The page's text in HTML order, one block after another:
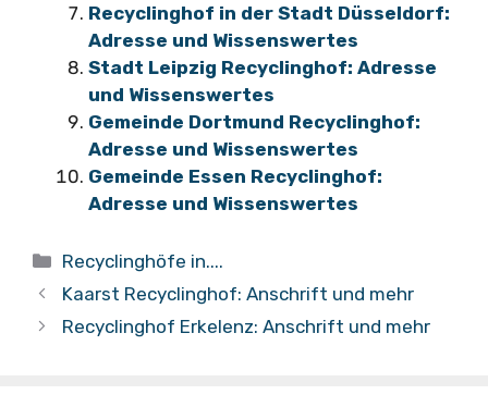
Recyclinghof in der Stadt Düsseldorf:
Adresse und Wissenswertes
Stadt Leipzig Recyclinghof: Adresse
und Wissenswertes
Gemeinde Dortmund Recyclinghof:
Adresse und Wissenswertes
Gemeinde Essen Recyclinghof:
Adresse und Wissenswertes
Kategorien
Recyclinghöfe in....
Kaarst Recyclinghof: Anschrift und mehr
Recyclinghof Erkelenz: Anschrift und mehr